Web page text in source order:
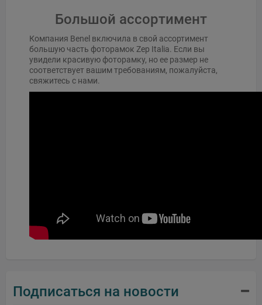
Большой ассортимент
Компания Benel включила в свой ассортимент
большую часть фоторамок Zep Italia. Если вы
увидели красивую фоторамку, но ее размер не
соответствует вашим требованиям, пожалуйста,
свяжитесь с нами.
Подписаться на новости